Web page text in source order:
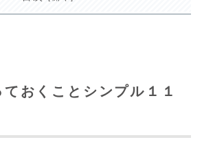
ておくことシンプル１１